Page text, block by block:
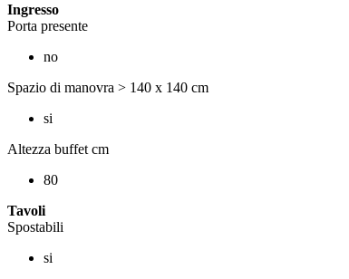
Ingresso
Porta presente
no
Spazio di manovra > 140 x 140 cm
si
Altezza buffet cm
80
Tavoli
Spostabili
si